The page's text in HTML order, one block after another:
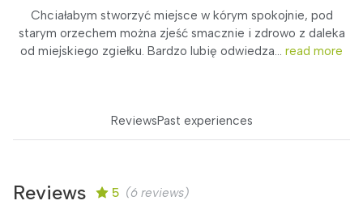
Chciałabym stworzyć miejsce w kórym spokojnie, pod
starym orzechem można zjeść smacznie i zdrowo z daleka
od miejskiego zgiełku. Bardzo lubię odwiedza... read more
ReviewsPast experiences
Reviews 5 (6 reviews)